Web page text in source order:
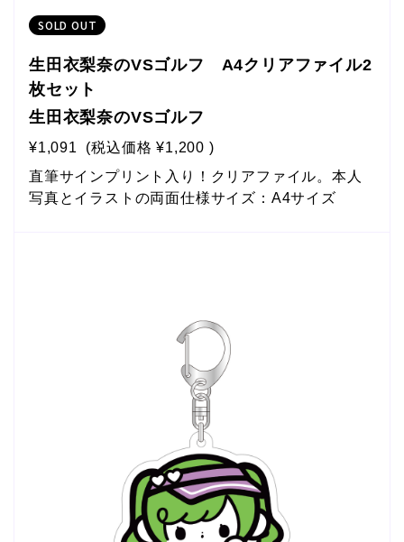
SOLD OUT
生田衣梨奈のVSゴルフ A4クリアファイル2
枚セット
生田衣梨奈のVSゴルフ
¥1,091 (税込価格 ¥1,200 )
直筆サインプリント入り！クリアファイル。本人
写真とイラストの両面仕様サイズ：A4サイズ